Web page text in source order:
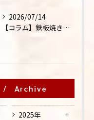
2026/07/14
【コラム】鉄板焼きが"コミュニケーション飯"と呼ばれる理由
Archive
2025年